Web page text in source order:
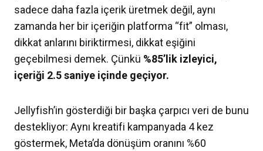
sadece daha fazla içerik üretmek değil, aynı
zamanda her bir içeriğin platforma “fit” olması,
dikkat anlarını biriktirmesi, dikkat eşiğini
geçebilmesi demek. Çünkü %85’lik izleyici,
içeriği 2.5 saniye içinde geçiyor.
Jellyfish’in gösterdiği bir başka çarpıcı veri de bunu
destekliyor: Aynı kreatifi kampanyada 4 kez
göstermek, Meta’da dönüşüm oranını %60